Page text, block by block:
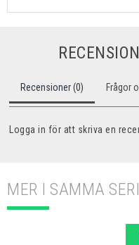
Recensioner (0) Frågor
Logga in för att skriva en
MER I SAMMA